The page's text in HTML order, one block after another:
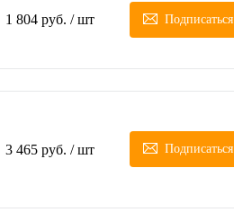
1 804 руб. / шт Подписаться
3 465 руб. / шт Подписаться